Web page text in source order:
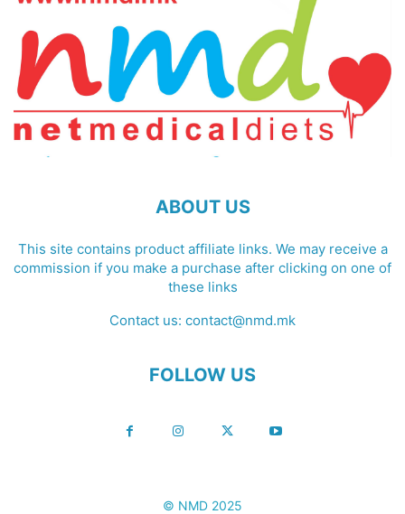
ABOUT US
This site contains product affiliate links. We may receive a
commission if you make a purchase after clicking on one of
these links
Contact us: contact@nmd.mk
FOLLOW US
© NMD 2025